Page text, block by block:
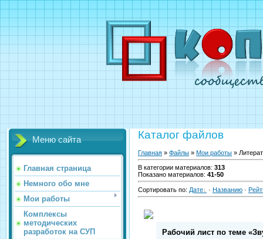
Меню сайта
Главная страница
Немного обо мне
Мои работы
Комплексы
методических
разработок на СУП
Каталог файлов
Главная » Файлы » Мои работы »
В категории материалов: 313
Показано материалов: 41-50
Сортировать по: Дате · Названию ·
Рабочий лист по теме